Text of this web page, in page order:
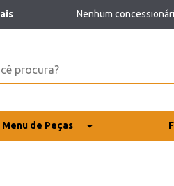
Nenhum
Menu de Peças